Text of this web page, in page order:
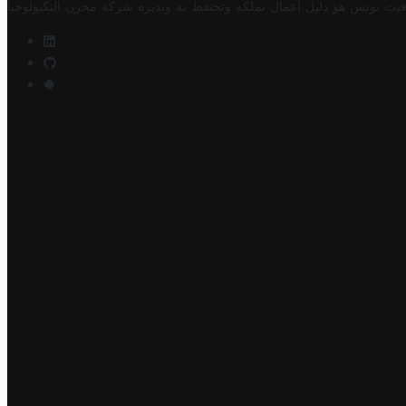
تونس هو دليل أعمال تملكه وتحتفظ به وتديره شركة مخزن التكنولوجيا